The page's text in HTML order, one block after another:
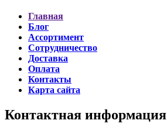
Главная
Блог
Ассортимент
Сотрудничество
Доставка
Оплата
Контакты
Карта сайта
Контактная информация